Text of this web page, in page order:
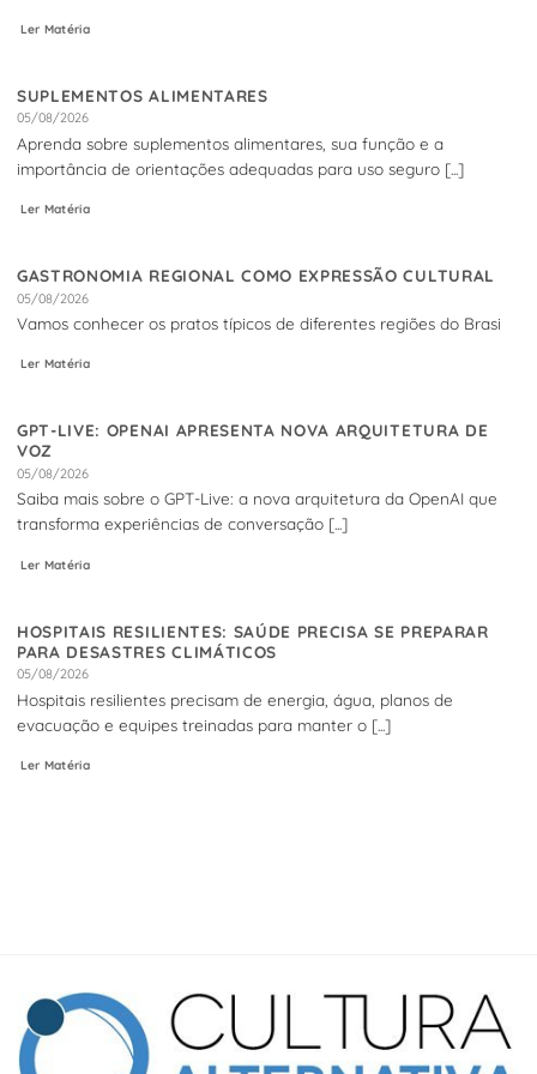
Ler Matéria
SUPLEMENTOS ALIMENTARES
05/08/2026
Aprenda sobre suplementos alimentares, sua função e a
importância de orientações adequadas para uso seguro [...]
Ler Matéria
GASTRONOMIA REGIONAL COMO EXPRESSÃO CULTURAL
05/08/2026
Vamos conhecer os pratos típicos de diferentes regiões do Brasi
Ler Matéria
GPT-LIVE: OPENAI APRESENTA NOVA ARQUITETURA DE
VOZ
05/08/2026
Saiba mais sobre o GPT-Live: a nova arquitetura da OpenAI que
transforma experiências de conversação [...]
Ler Matéria
HOSPITAIS RESILIENTES: SAÚDE PRECISA SE PREPARAR
PARA DESASTRES CLIMÁTICOS
05/08/2026
Hospitais resilientes precisam de energia, água, planos de
evacuação e equipes treinadas para manter o [...]
Ler Matéria